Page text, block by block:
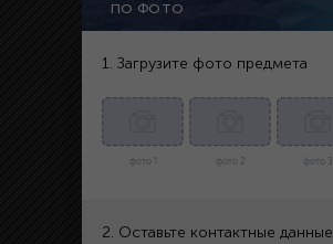
ПО ФОТО
1. Загрузите фото предмета
фото 1 фото 2 фото 3
2. Оставьте контактные данные